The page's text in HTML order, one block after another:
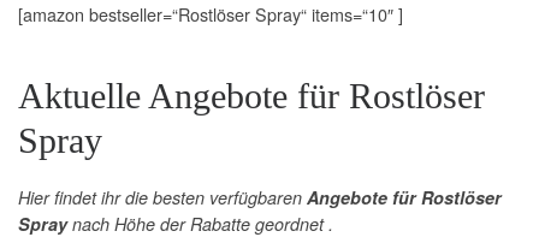
[amazon bestseller=“Rostlöser Spray“ items=“10″ ]
Aktuelle Angebote für Rostlöser
Spray
Hier findet ihr die besten verfügbaren Angebote für Rostlöser
Spraynach Höhe der Rabatte geordnet .